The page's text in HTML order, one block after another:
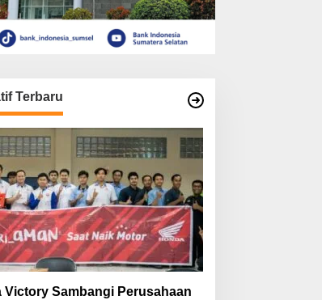
Terbaru
Victory Sambangi Perusahaan